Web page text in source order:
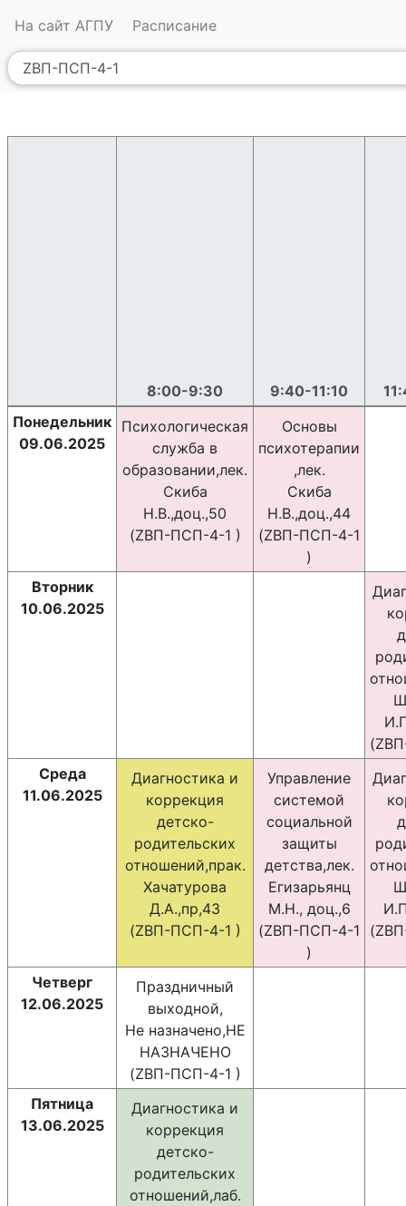
На сайт АГПУ Расписание
8:00-9:30 9:40-11:10
Понедельник
09.06.2025
Психологическая
служба в
образовании,лек.
Скиба
Н.В.,доц.,50
(ZВП-ПСП-4-1 )
Основы
психотерапии
,лек.
Скиба
Н.В.,доц.,44
(ZВП-ПСП-4-1
)
Вторник
10.06.2025
Среда
11.06.2025
Диагностика и
коррекция
детско-
родительских
отношений,прак.
Хачатурова
Д.А.,пр,43
(ZВП-ПСП-4-1 )
Управление
системой
социальной
защиты
детства,лек.
Егизарьянц
М.Н., доц.,6
(ZВП-ПСП-4-1
)
Четверг
12.06.2025
Праздничный
выходной,
Не назначено,НЕ
НАЗНАЧЕНО
(ZВП-ПСП-4-1 )
Пятница
13.06.2025
Диагностика и
коррекция
детско-
родительских
отношений,лаб.